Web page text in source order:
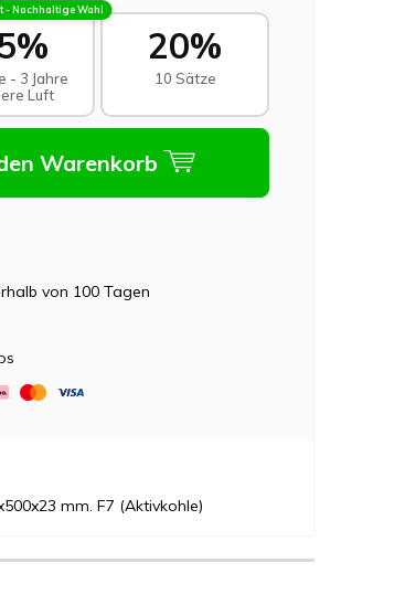
- Nachhaltige Wahl
- 3 Jahre
Luft
20%
10 Sätze
Warenkorb
von 100 Tagen
mm. F7 (Aktivkohle)